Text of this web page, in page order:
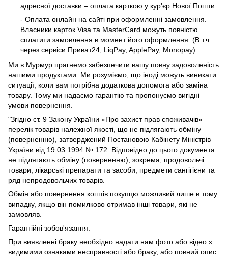
адресної доставки – оплата карткою у кур'єр Нової Пошти.
- Оплата онлайн на сайті при оформленні замовлення.
Власники карток Visa та MasterCard можуть повністю
сплатити замовлення в момент його оформлення. (В т.ч
через сервіси Приват24, LiqPay, ApplePay, Monopay)
Ми в Мурмур прагнемо забезпечити вашу повну задоволеність
нашими продуктами. Ми розуміємо, що іноді можуть виникати
ситуації, коли вам потрібна додаткова допомога або заміна
товару. Тому ми надаємо гарантію та пропонуємо вигідні
умови повернення.
"Згідно ст. 9 Закону України «Про захист прав споживачів»
перелік товарів належної якості, що не підлягають обміну
(поверненню), затверджений Постановою Кабінету Міністрів
України від 19.03.1994 № 172. Відповідно до цього документа
не підлягають обміну (поверненню), зокрема, продовольчі
товари, лікарські препарати та засоби, предмети сангігієни та
ряд непродовольчих товарів.
Обмін або повернення коштів покупцю можливий лише в тому
випадку, якщо він помилково отримав інші товари, які не
замовляв.
Гарантійні зобов'язання:
При виявленні браку необхідно надати нам фото або відео з
видимими ознаками несправності або браку, або повний опис